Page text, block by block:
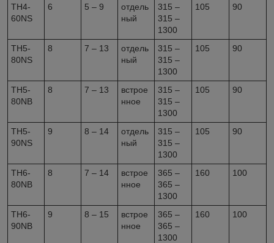
TH4-
60NS
6 5 – 9
отдель
ный
315 –
315 –
1300
105 90
TH5-
80NS
8 7 – 13
отдель
ный
315 –
315 –
1300
105 90
TH5-
80NB
8 7 – 13
встрое
нное
315 –
315 –
1300
105 90
TH5-
90NS
9 8 – 14
отдель
ный
315 –
315 –
1300
105 90
TH6-
80NB
8 7 – 14
встрое
нное
365 –
365 –
1300
160 100
TH6-
90NB
9 8 – 15
встрое
нное
365 –
365 –
1300
160 100